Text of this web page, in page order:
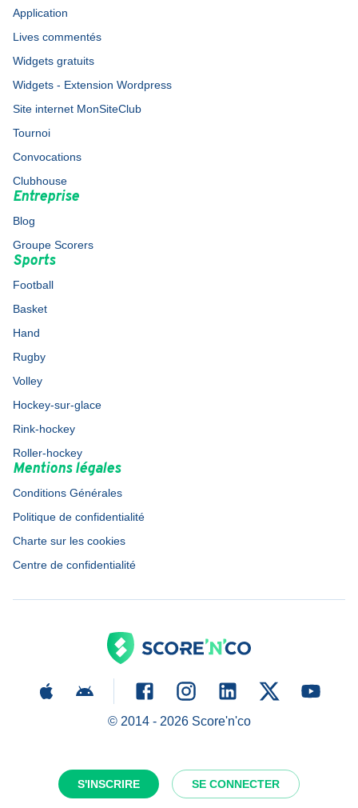
S'INSCRIRE SE CONNECTER
Application
Lives commentés
Widgets gratuits
Widgets - Extension Wordpress
Site internet MonSiteClub
Tournoi
Convocations
Clubhouse
Entreprise
Blog
Groupe Scorers
Sports
Football
Basket
Hand
Rugby
Volley
Hockey-sur-glace
Rink-hockey
Roller-hockey
Mentions légales
Conditions Générales
Politique de confidentialité
Charte sur les cookies
Centre de confidentialité
© 2014 - 2026Score'n'co